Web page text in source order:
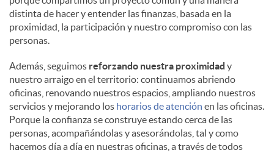
distinta de hacer y entender las finanzas, basada en la
proximidad, la participación y nuestro compromiso con las
personas.
Además, seguimos reforzando nuestra proximidad y
nuestro arraigo en el territorio: continuamos abriendo
oficinas, renovando nuestros espacios, ampliando nuestros
servicios y mejorando los horarios de atención en las oficinas.
Porque la confianza se construye estando cerca de las
personas, acompañándolas y asesorándolas, tal y como
hacemos día a día en nuestras oficinas, a través de todos